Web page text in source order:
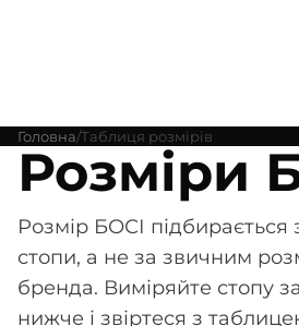
Головна Таблиця розмірів
Розміри
Розмір БОСІ
стопи, а не за звичним
бренда. Виміряйте стопу
нижче і звіртеся з